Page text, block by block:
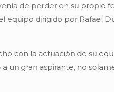
de perder en su propio
equipo dirigido por Rafael
con la actuación de su
un gran aspirante, no